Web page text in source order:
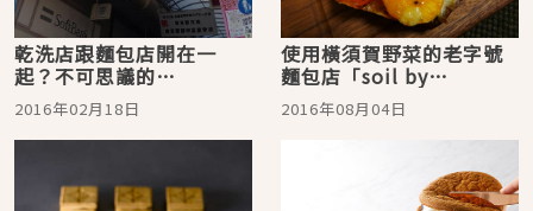
乾洗店跟麵包店開在一
起？不可思議的
「KOUGETSU BAKERY」
2016年02月18日
使用橫須賀野菜的老字號
麵包店「soil by
HOUTOU BAKERY」
2016年08月04日